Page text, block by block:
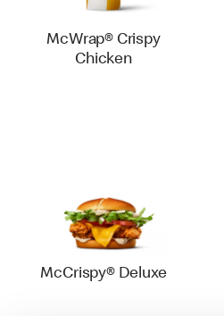
McWrap® Crispy
Chicken
McCrispy® Deluxe